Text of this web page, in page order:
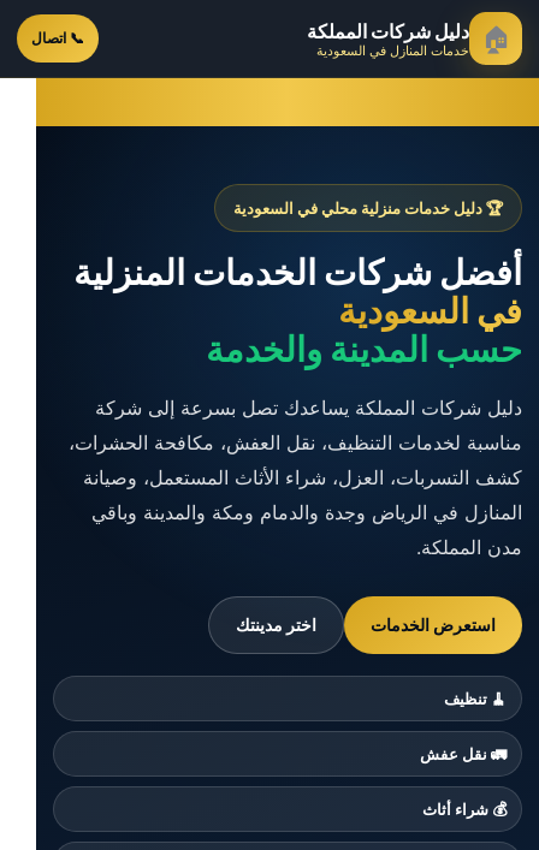
🏠 دليل شركات المملكة
خدمات المنازل في السعودية 📞 اتصال
🏆 دليل خدمات منزلية محلي في السعودية
أفضل شركات الخدمات المنزلية
في السعودية
حسب المدينة والخدمة
دليل شركات المملكة يساعدك تصل بسرعة إلى شركة
مناسبة لخدمات التنظيف، نقل العفش، مكافحة الحشرات،
كشف التسربات، العزل، شراء الأثاث المستعمل، وصيانة
المنازل في الرياض وجدة والدمام ومكة والمدينة وباقي
مدن المملكة.
استعرض الخدمات اختر مدينتك
🧹 تنظيف
🚛 نقل عفش
💰 شراء أثاث